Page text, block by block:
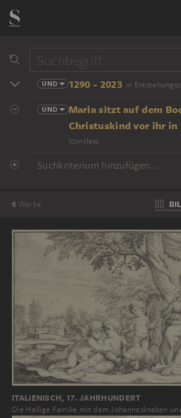
UND 1290 - 2023 in
UND
Maria sitzt auf dem
Christuskind vor ihr in
Iconclass
Suchkriterium hinzufügen...
6 Werke
ITALIENISCH, 17. JAHRHUNDERT
Die Heilige Familie mit dem Johannesknaben